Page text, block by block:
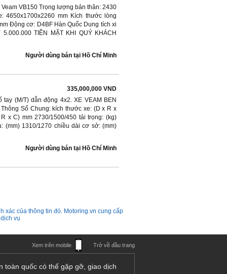
VB150 Trọng lượng bản thân: 2430
4650x1700x2260 mm Kích thước lòng
Động cơ: D4BF Hàn Quốc Dung tích xi
TIỀN MẶT KHI QUÝ KHÁCH
Người dùng bán tại Hồ Chí Minh
335,000,000 VND
(M/T) dẫn động 4x2. XE VEAM BEN
Số Chung: kích thước xe: (D x R x
x C) mm 2730/1500/450 tải trọng: (kg)
(mm) 1310/1270 chiều dài cơ sở: (mm)
Người dùng bán tại Hồ Chí Minh
xác của thông tin đó. Motoring.vn cung cấp
vụ
Xem trên mobile Trở về đầu trang
toàn quốc có thể gặp gỡ, giao dịch